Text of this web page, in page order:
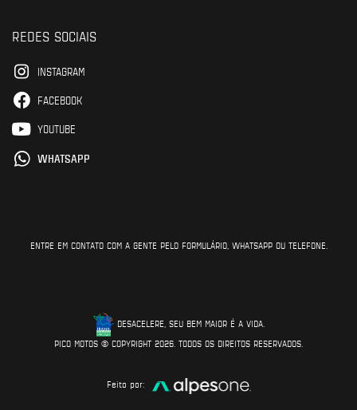
REDES SOCIAIS
INSTAGRAM
FACEBOOK
YOUTUBE
WHATSAPP
ENTRE EM CONTATO COM A GENTE PELO FORMULÁRIO, WHATSAPP OU TELEFONE.
DESACELERE, SEU BEM MAIOR É A VIDA.
PICO MOTOS © COPYRIGHT 2026. TODOS OS DIREITOS RESERVADOS.
Feito por: